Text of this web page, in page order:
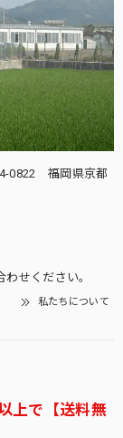
0822 福岡県京都
せください。
私たちについて
上で【送料無